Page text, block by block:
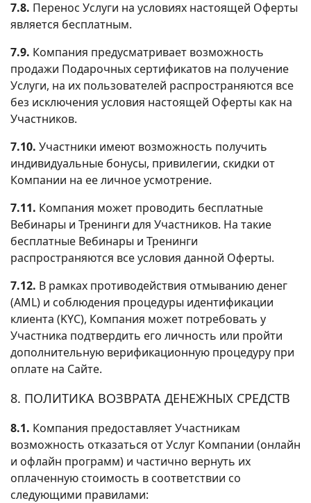
7.8. Перенос Услуги на условиях настоящей Оферты
является бесплатным.
7.9. Компания предусматривает возможность
продажи Подарочных сертификатов на получение
Услуги, на их пользователей распространяются все
без исключения условия настоящей Оферты как на
Участников.
7.10. Участники имеют возможность получить
индивидуальные бонусы, привилегии, скидки от
Компании на ее личное усмотрение.
7.11. Компания может проводить бесплатные
Вебинары и Тренинги для Участников. На такие
бесплатные Вебинары и Тренинги
распространяются все условия данной Оферты.
7.12. В рамках противодействия отмыванию денег
(AML) и соблюдения процедуры идентификации
клиента (KYC), Компания может потребовать у
Участника подтвердить его личность или пройти
дополнительную верификационную процедуру при
оплате на Сайте.
8. ПОЛИТИКА ВОЗВРАТА ДЕНЕЖНЫХ СРЕДСТВ
8.1. Компания предоставляет Участникам
возможность отказаться от Услуг Компании (онлайн
и офлайн программ) и частично вернуть их
оплаченную стоимость в соответствии со
следующими правилами: